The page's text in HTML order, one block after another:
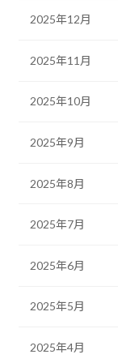
2025年12月
2025年11月
2025年10月
2025年9月
2025年8月
2025年7月
2025年6月
2025年5月
2025年4月